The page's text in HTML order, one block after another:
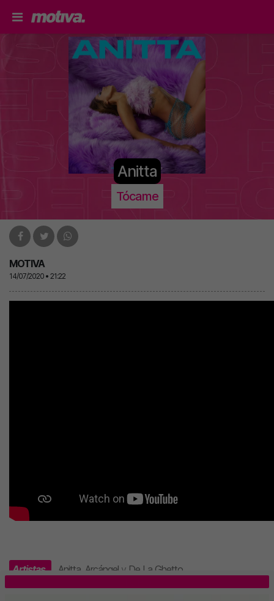
Anitta
Tócame
MOTIVA
14/07/2020 • 21:22
Artistas Anitta Arcángel y De La Ghetto